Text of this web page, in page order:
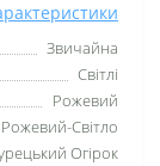
Звичайна
Світлі
Рожевий
Рожевий-Світло
Огірок